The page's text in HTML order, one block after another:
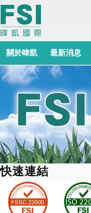
關於暐凱 最新消息
快速連結